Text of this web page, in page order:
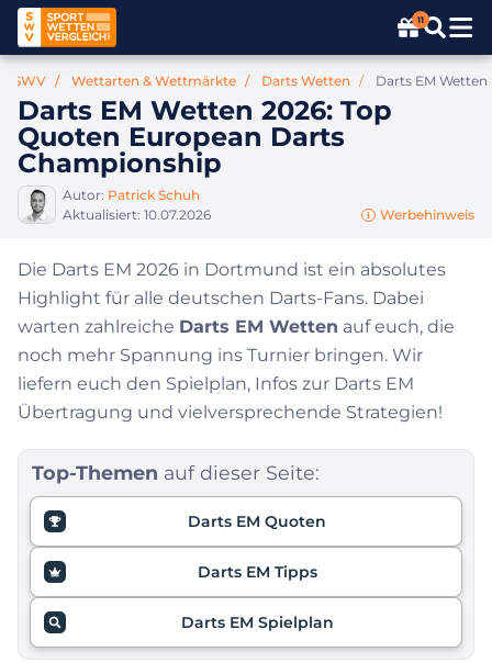
11
SWV Wettarten & Wettmärkte Darts Wetten Darts EM Wetten
Darts EM Wetten 2026: Top
Quoten European Darts
Championship
Autor: Patrick Schuh
Aktualisiert: 10.07.2026 Werbehinweis
Die Darts EM 2026 in Dortmund ist ein absolutes
Highlight für alle deutschen Darts-Fans. Dabei
warten zahlreiche Darts EM Wetten auf euch, die
noch mehr Spannung ins Turnier bringen. Wir
liefern euch den Spielplan, Infos zur Darts EM
Übertragung und vielversprechende Strategien!
Top-Themen auf dieser Seite:
Darts EM Quoten
Darts EM Tipps
Darts EM Spielplan